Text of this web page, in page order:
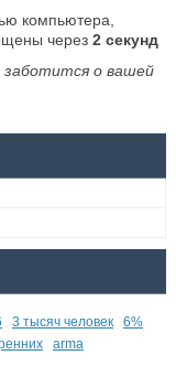
компьютера,
через 2секунд
заботится о вашей
3 тысяч человек
6%
arma